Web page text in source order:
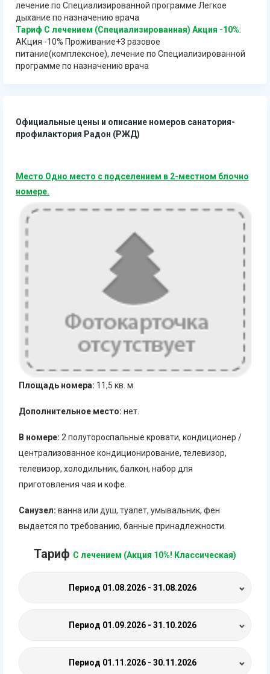
лечение по Специализированной программе Легкое
дыхание по назначению врача
Тариф С лечением (Специализированная) Акция -10%:
АКция -10% Проживание+3 разовое
питание(комплексное), лечение по Специализированной
программе по назначению врача
Официальные цены и описание номеров санатория-
профилактория Радон (РЖД)
Место Одно место с подселением в 2-местном блочно
номере.
Площадь номера: 11,5 кв. м.
Дополнительное место: нет.
В номере: 2 полутороспальные кровати, кондиционер /
централизованное кондиционирование, телевизор,
телевизор, холодильник, балкон, набор для
приготовления чая и кофе.
Санузел: ванна или душ, туалет, умывальник, фен
выдается по требованию, банные принадлежности.
Тариф С лечением (Акция 10%! Классическая)
Период 01.08.2026 - 31.08.2026
Период 01.09.2026 - 31.10.2026
Период 01.11.2026 - 30.11.2026